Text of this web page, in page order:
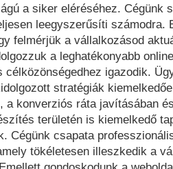
a siker eléréséhez. Cégünk
leegyszerűsíti számodra.
felmérjük a vállalkozásod
a leghatékonyabb
célközönségedhez igazodik.
stratégiák
a konverziós ráta javításában
területén is kiemelkedő
Cégünk csapata
tökéletesen illeszkedik a